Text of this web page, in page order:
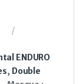
ENDURO
, Double